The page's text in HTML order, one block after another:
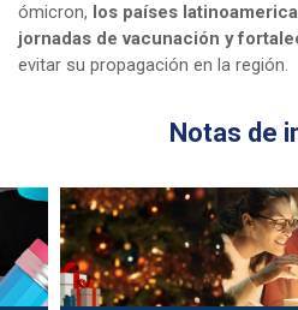
ómicron, los países
jornadas de vacunación y
evitar su propagación en la región.
Notas de